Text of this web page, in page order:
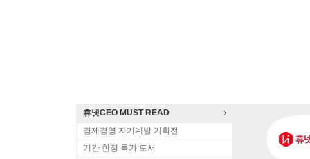
휴넷CEO MUST READ
경제경영 자기계발 기획전
기간 한정 특가 도서